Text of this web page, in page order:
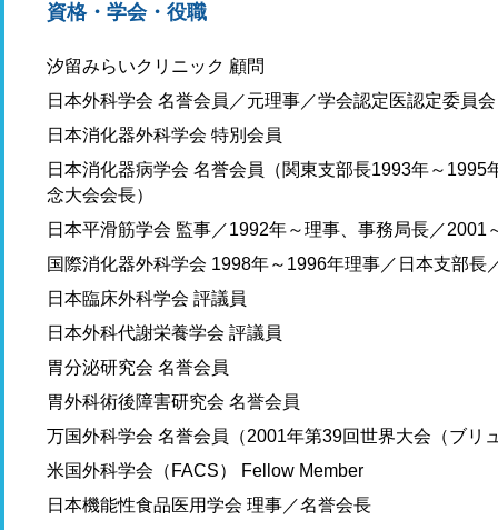
資格・学会・役職
汐留みらいクリニック 顧問
日本外科学会 名誉会員／元理事／学会認定医認定委員
日本消化器外科学会 特別会員
日本消化器病学会 名誉会員（関東支部長1993年～
念大会会長）
日本平滑筋学会 監事／1992年～理事、事務局長／2001
国際消化器外科学会 1998年～1996年理事／日本支部長
日本臨床外科学会 評議員
日本外科代謝栄養学会 評議員
胃分泌研究会 名誉会員
胃外科術後障害研究会 名誉会員
万国外科学会 名誉会員（2001年第39回世界大会（ブリ
米国外科学会（FACS） Fellow Member
日本機能性食品医用学会 理事／名誉会長